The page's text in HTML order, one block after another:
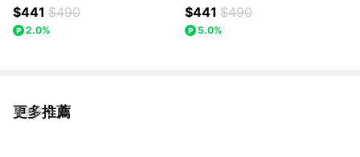
$441 $490
2.0%
$441 $490
5.0%
更多推薦
看更多